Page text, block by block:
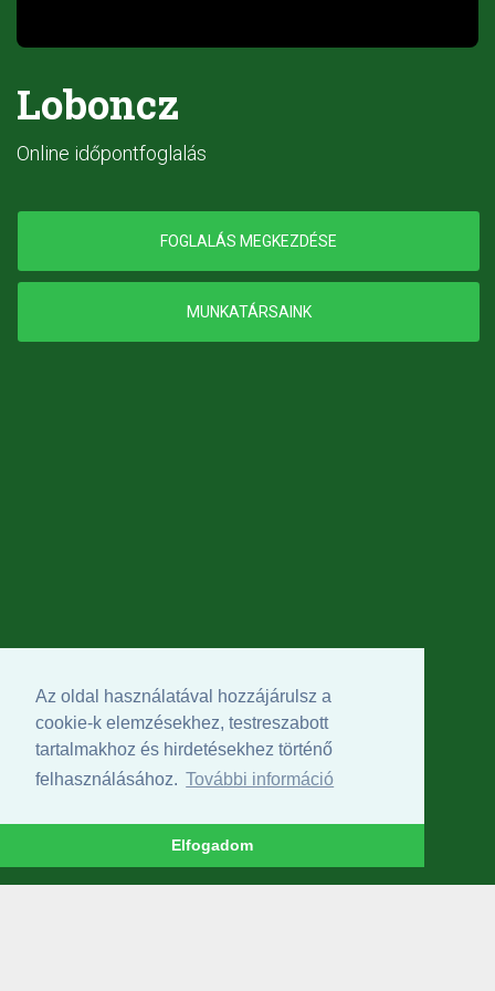
Az oldal használatával hozzájárulsz a
cookie-k elemzésekhez, testreszabott
tartalmakhoz és hirdetésekhez történő
felhasználásához. További információ
Elfogadom
Loboncz
Online időpontfoglalás
FOGLALÁS MEGKEZDÉSE
MUNKATÁRSAINK